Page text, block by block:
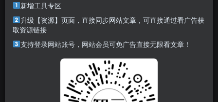
本站部分资源打包为压缩包以方便分享，涉及较多
解压密码，如果你下载的资源需要解压密码，请点
击解压密码
新增工具专区
升级【资源】页面，直接同步网站文章，可直接通过看广告获
取资源链接
支持登录网站账号，网站会员可免广告直接无限看文章！